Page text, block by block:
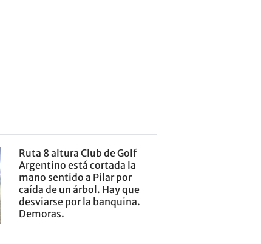
Ruta 8 altura Club de Golf
Argentino está cortada la
mano sentido a Pilar por
caída de un árbol. Hay que
desviarse por la banquina.
Demoras.